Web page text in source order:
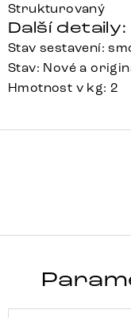
Strukturovaný
Další detaily:
Stav sestavení:
Stav: Nové a
Hmotnost v kg: 2
KUBU-